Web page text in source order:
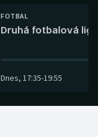
FOTBAL
Druhá fotbalová
Dnes, 17:35-19:55